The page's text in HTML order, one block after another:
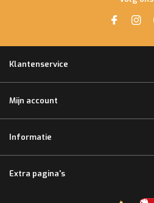
Klantenservice
Mijn account
Informatie
Extra pagina's